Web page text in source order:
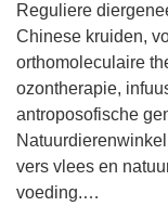
Reguliere
Chinese kruiden,
orthomoleculaire
ozontherapie,
antroposofische
vers vlees en
voeding.…